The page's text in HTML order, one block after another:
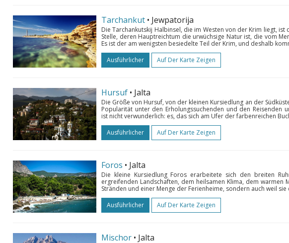
Tarchankut • Jewpatorija
Die Tarchankutskij Halbinsel, die im Westen von der Krim liegt, ist
Stelle, deren Hauptreichtum die urwüchsige Natur ist, die vom
Es ist der am wenigsten besiedelte Teil der Krim, und deshalb
Ausführlicher
Auf Der Karte Zeigen
Hursuf • Jalta
Die Größe von Hursuf, von der kleinen Kursiedlung an der
Popularität unter den Erholungssuchenden und den Reisenden
ist nicht verwunderlich: es, das sich am Ufer der farbenreichen
Ausführlicher
Auf Der Karte Zeigen
Foros • Jalta
Die kleine Kursiedlung Foros erarbeitete sich den breiten
ergreifenden Landschaften, dem heilsamen Klima, dem warmen
Stränden und einer Menge der Ferienheime, sondern auch weil sie
Ausführlicher
Auf Der Karte Zeigen
Mischor • Jalta